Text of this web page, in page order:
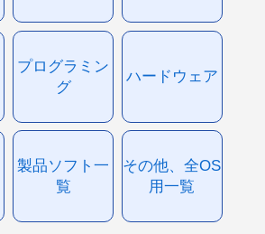
プログラミン
グ
ハードウェア
製品ソフト一
覧
その他、全OS
用一覧